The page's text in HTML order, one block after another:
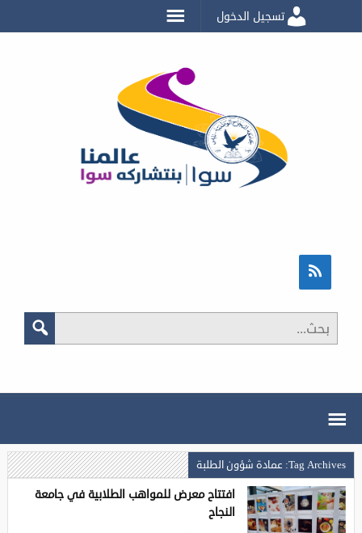
تسجيل الدخول
Tag Archives: عمادة شؤون الطلبة
افتتاح معرض للمواهب الطلابية في جامعة
النجاح